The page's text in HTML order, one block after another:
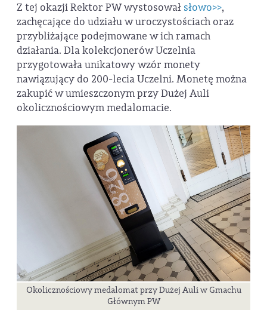
Z tej okazji Rektor PW wystosował słowo>>,
zachęcające do udziału w uroczystościach oraz
przybliżające podejmowane w ich ramach
działania. Dla kolekcjonerów Uczelnia
przygotowała unikatowy wzór monety
nawiązujący do 200-lecia Uczelni. Monetę można
zakupić w umieszczonym przy Dużej Auli
okolicznościowym medalomacie.
Okolicznościowy medalomat przy Dużej Auli w Gmachu
Głównym PW